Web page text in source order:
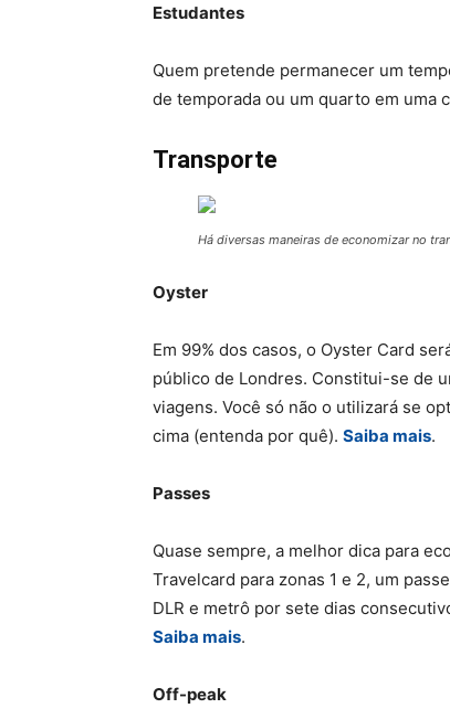
Estudantes
Quem pretende permanecer um
de temporada ou um quarto em uma
Transporte
Há diversas maneiras de economizar no
Oyster
Em 99% dos casos, o Oyster Card
público de Londres. Constitui-se de
viagens. Você só não o utilizará se
cima (entenda por quê). Saiba mais.
Passes
Quase sempre, a melhor dica para
Travelcard para zonas 1 e 2, um
DLR e metrô por sete dias
Saiba mais.
Off-peak